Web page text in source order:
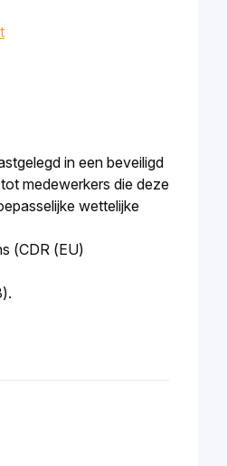
in een beveiligd
medewerkers die deze
wettelijke
(CDR (EU)